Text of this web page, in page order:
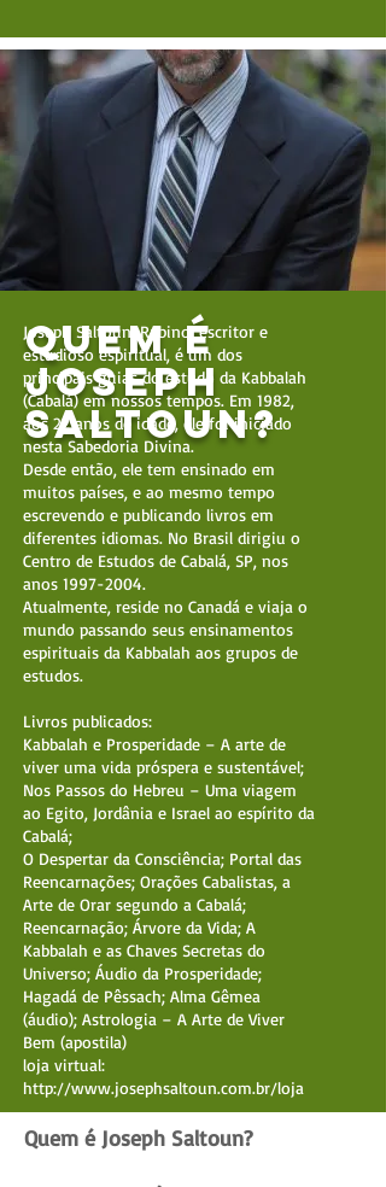
Quem é
joseph
saltoun?
Joseph Saltoun, Rabino, escritor e
estudioso espiritual, é um dos
principais guias do estudo da Kabbalah
(Cabalá) em nossos tempos. Em 1982,
aos 22 anos de idade, ele foi iniciado
nesta Sabedoria Divina.
Desde então, ele tem ensinado em
muitos países, e ao mesmo tempo
escrevendo e publicando livros em
diferentes idiomas. No Brasil dirigiu o
Centro de Estudos de Cabalá, SP, nos
anos 1997-2004.
Atualmente, reside no Canadá e viaja o
mundo passando seus ensinamentos
espirituais da Kabbalah aos grupos de
estudos.
Livros publicados:
Kabbalah e Prosperidade – A arte de
viver uma vida próspera e sustentável;
Nos Passos do Hebreu – Uma viagem
ao Egito, Jordânia e Israel ao espírito da
Cabalá;
O Despertar da Consciência; Portal das
Reencarnações; Orações Cabalistas, a
Arte de Orar segundo a Cabalá;
Reencarnação; Árvore da Vida; A
Kabbalah e as Chaves Secretas do
Universo; Áudio da Prosperidade;
Hagadá de Pêssach; Alma Gêmea
(áudio); Astrologia – A Arte de Viver
Bem (apostila)
loja virtual:
http://www.josephsaltoun.com.br/loja
Quem é Joseph Saltoun?